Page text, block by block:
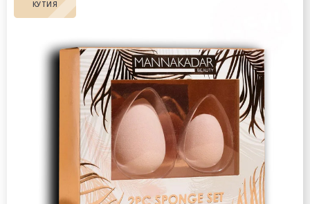
ЕВРОПА
КУТИЯ